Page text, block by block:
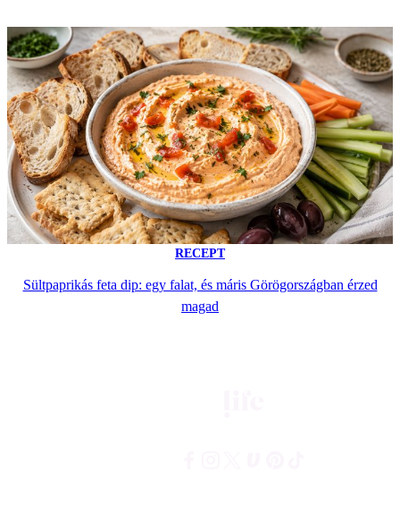
RECEPT
Sültpaprikás feta dip: egy falat, és máris Görögországban érzed
magad